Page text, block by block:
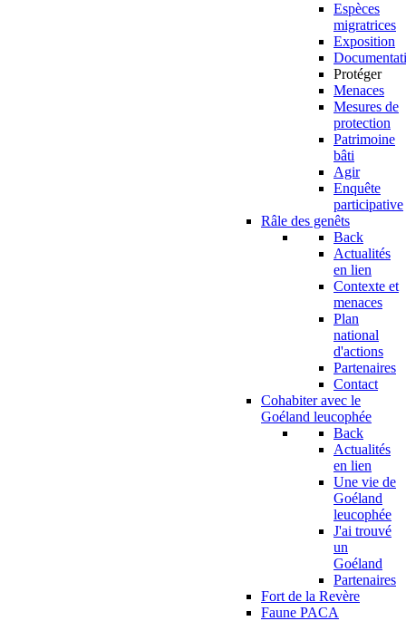
Espèces
migratrices
Exposition
Protéger
Menaces
Mesures de
protection
Patrimoine
bâti
Agir
Enquête
participative
Râle des genêts
Back
Actualités
en lien
Contexte et
menaces
Plan
national
d'actions
Partenaires
Contact
Cohabiter avec le
Goéland leucophée
Back
Actualités
en lien
Une vie de
Goéland
leucophée
J'ai trouvé
un
Goéland
Partenaires
Fort de la Revère
Faune PACA